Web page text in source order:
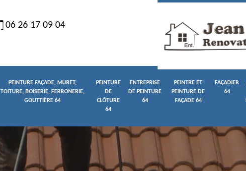
06 26 17 09 04
PEINTURE FAÇADE, MURET,
TOITURE, BOISERIE, FERRONERIE,
GOUTTIÈRE 64
PEINTURE
DE
CLÔTURE
64
ENTREPRISE
DE PEINTURE
64
PEINTRE ET
PEINTURE DE
FAÇADE 64
FAÇADIER
64